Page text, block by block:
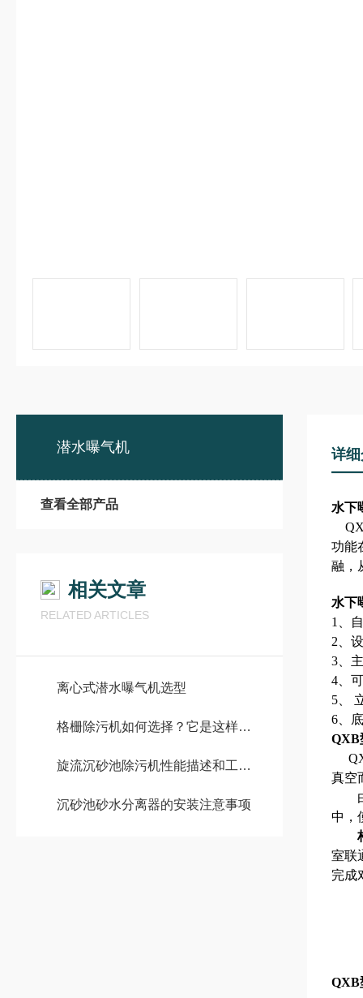
潜水曝气机
查看全部产品
相关文章
RELATED ARTICLES
离心式潜水曝气机选型
格栅除污机如何选择？它是这样维护的！
旋流沉砂池除污机性能描述和工作原理
沉砂池砂水分离器的安装注意事项
详
水下
功能
融，
水下
1
、
2 、
3 、
4 、
5 、
6 、
QXB
真空
中，
室联
完成
QXB